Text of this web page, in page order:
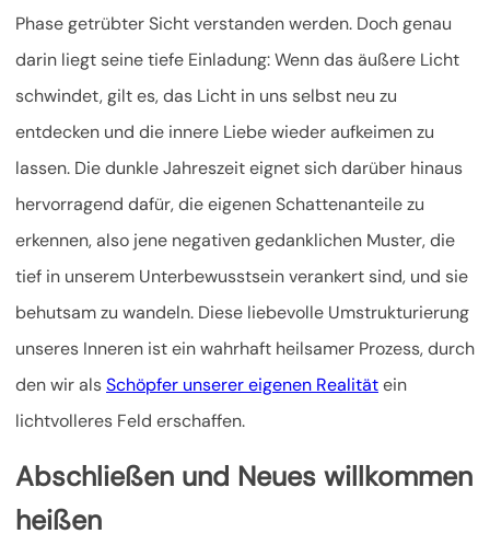
Phase getrübter Sicht verstanden werden. Doch genau
darin liegt seine tiefe Einladung: Wenn das äußere Licht
schwindet, gilt es, das Licht in uns selbst neu zu
entdecken und die innere Liebe wieder aufkeimen zu
lassen. Die dunkle Jahreszeit eignet sich darüber hinaus
hervorragend dafür, die eigenen Schattenanteile zu
erkennen, also jene negativen gedanklichen Muster, die
tief in unserem Unterbewusstsein verankert sind, und sie
behutsam zu wandeln. Diese liebevolle Umstrukturierung
unseres Inneren ist ein wahrhaft heilsamer Prozess, durch
den wir alsSchöpfer unserer eigenen Realitätein
lichtvolleres Feld erschaffen.
Abschließen und Neues willkommen
heißen